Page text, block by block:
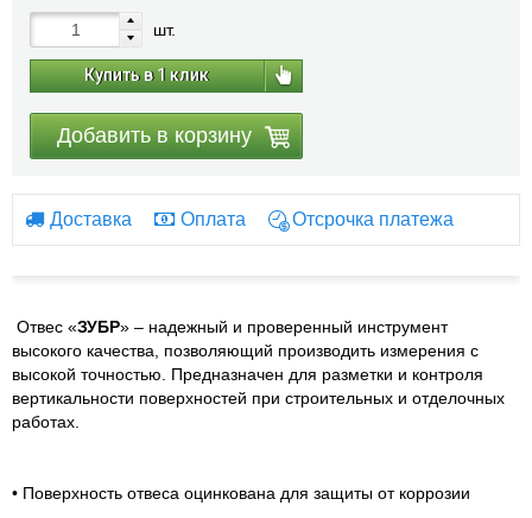
шт.
Купить в 1 клик
Добавить в корзину
Доставка Оплата Отсрочка платежа
Отвес «ЗУБР» – надежный и проверенный инструмент
высокого качества, позволяющий производить измерения с
высокой точностью. Предназначен для разметки и контроля
вертикальности поверхностей при строительных и отделочных
работах.
• Поверхность отвеса оцинкована для защиты от коррозии